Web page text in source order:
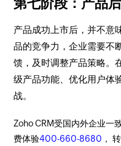
第七阶段：产品
产品成功上市后，并不意
品的竞争力，企业需要不
馈，及时调整产品策略。
级产品功能、优化用户体
战。
Zoho CRM受国内外企业一
费体验400-660-8680 ，